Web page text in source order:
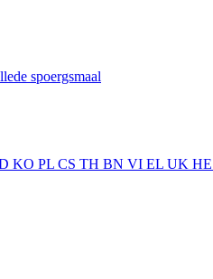
spoergsmaal
KO PL CS TH BN VI EL UK HE